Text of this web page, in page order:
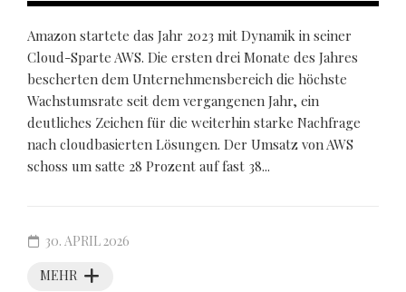
Amazon startete das Jahr 2023 mit Dynamik in seiner
Cloud-Sparte AWS. Die ersten drei Monate des Jahres
bescherten dem Unternehmensbereich die höchste
Wachstumsrate seit dem vergangenen Jahr, ein
deutliches Zeichen für die weiterhin starke Nachfrage
nach cloudbasierten Lösungen. Der Umsatz von AWS
schoss um satte 28 Prozent auf fast 38...
MEHR
30. APRIL 2026